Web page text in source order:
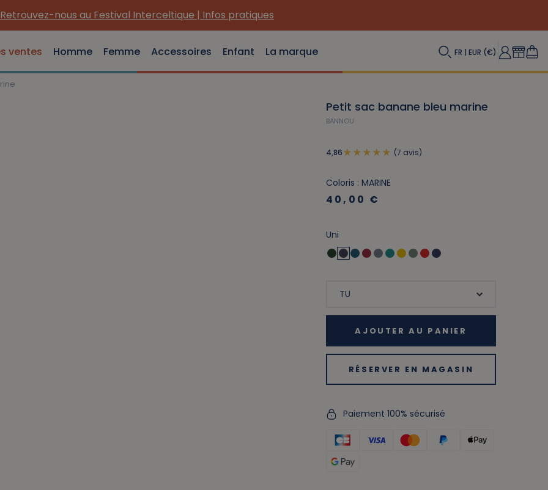
Retrouvez-nous au Festival Interceltique | Infos pratiques
ventes Homme Femme Accessoires Enfant La marque FR | EUR (€)
Petit sac banane bleu marine
BANNOU
4,86 (7 avis)
Coloris : MARINE
40,00 €
Uni
AJOUTER AU PANIER
RÉSERVER EN MAGASIN
Paiement 100% sécurisé